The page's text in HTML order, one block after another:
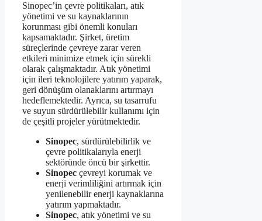
Sinopec’in çevre politikaları, atık
yönetimi ve su kaynaklarının
korunması gibi önemli konuları
kapsamaktadır. Şirket, üretim
süreçlerinde çevreye zarar veren
etkileri minimize etmek için sürekli
olarak çalışmaktadır. Atık yönetimi
için ileri teknolojilere yatırım yaparak,
geri dönüşüm olanaklarını artırmayı
hedeflemektedir. Ayrıca, su tasarrufu
ve suyun sürdürülebilir kullanımı için
de çeşitli projeler yürütmektedir.
Sinopec, sürdürülebilirlik ve
çevre politikalarıyla enerji
sektöründe öncü bir şirkettir.
Sinopec çevreyi korumak ve
enerji verimliliğini artırmak için
yenilenebilir enerji kaynaklarına
yatırım yapmaktadır.
Sinopec, atık yönetimi ve su